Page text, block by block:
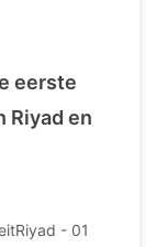
eerste
Riyad en
- 01